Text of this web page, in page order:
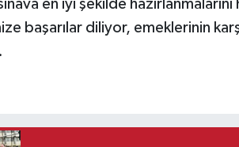
en iyi şekilde
başarılar diliyor, emeklerinin